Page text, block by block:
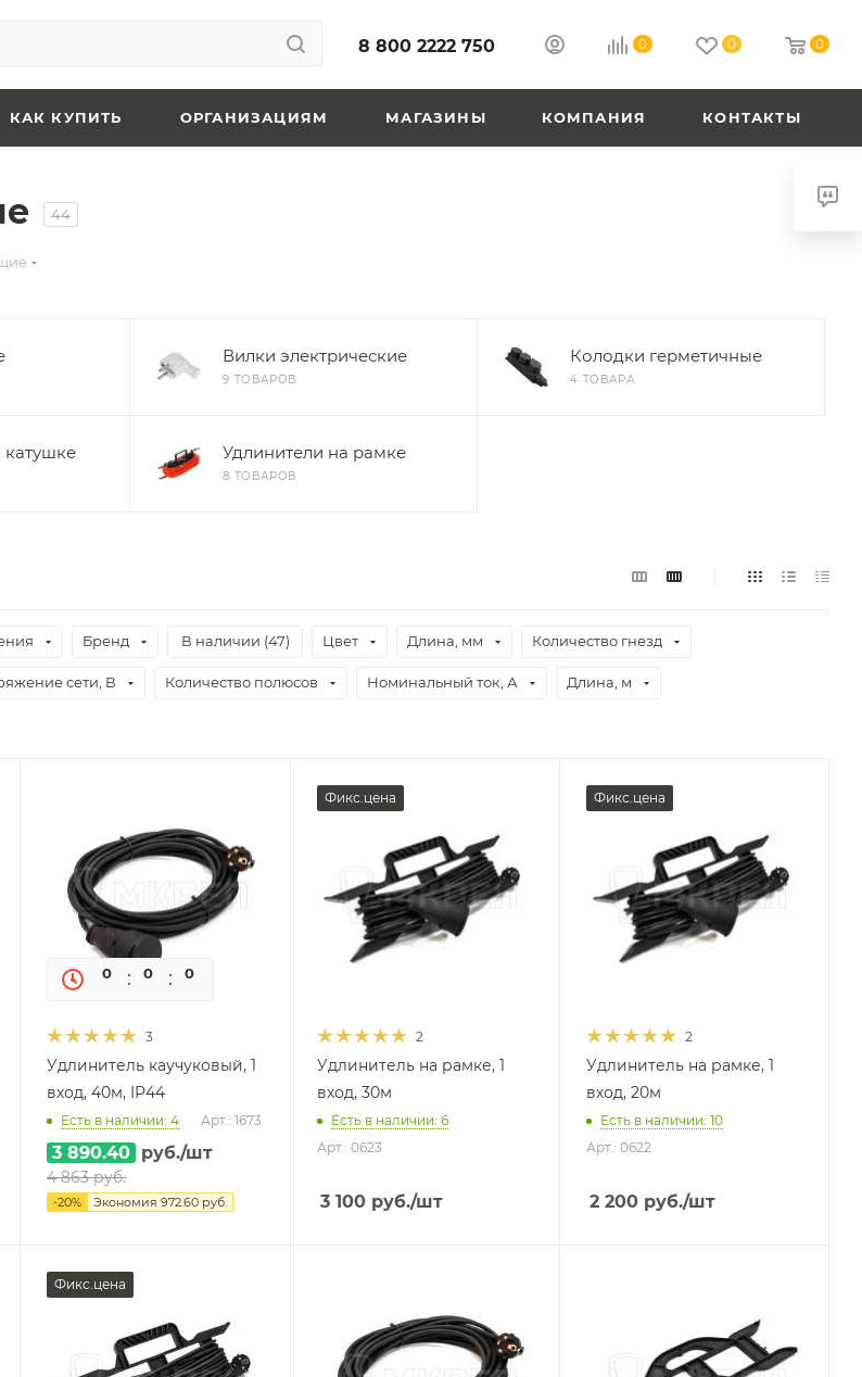
8 800 2222 750 0 0 0
КАК КУПИТЬ ОРГАНИЗАЦИЯМ МАГАЗИНЫ КОМПАНИЯ КОНТАКТЫ
44
Вилки электрические
9 ТОВАРОВ
Колодки герметичные
4 ТОВАРА
катушке Удлинители на рамке
8 ТОВАРОВ
Бренд В наличии (47) Цвет Длина, мм Количество гнезд
сети, В Количество полюсов Номинальный ток, А Длина, м
0 0 0
3
Удлинитель каучуковый, 1
вход, 40м, IP44
Есть в наличии: 4 Арт.: 1673
3 890.40 руб./шт
4 863руб.
-20% Экономия972.60 руб.
Фикс.цена
2
Удлинитель на рамке, 1
вход, 30м
Есть в наличии: 6
Арт.: 0623
3 100руб./шт
Фикс.цена
2
Удлинитель на рамке, 1
вход, 20м
Есть в наличии: 10
Арт.: 0622
2 200руб./шт
Фикс.цена